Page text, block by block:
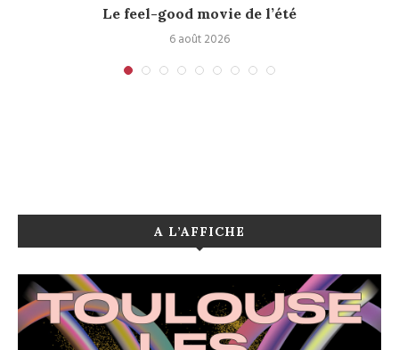
Le feel-good movie de l’été
6 août 2026
A L’AFFICHE